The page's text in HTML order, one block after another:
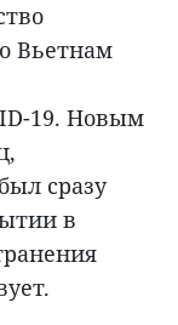
Вьетнам
19. Новым
сразу
в